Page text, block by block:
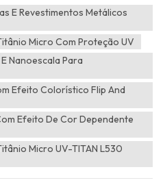
convencional não atende aos
modificação de
as aplicações do TiO₂
— desde produtos de consumo
alta tecnologia e a proteção
de partícula ultrafino,
superficial, o dióxido de titânio
de um pigmento tradicional para
Seja na proteção
na manufatura de alta
E Revestimentos Metálicos
Micro Com Proteção UV
Nanoescala Para
Efeito Colorístico Flip And
Efeito De Cor Dependente
Micro UV-TITAN L530